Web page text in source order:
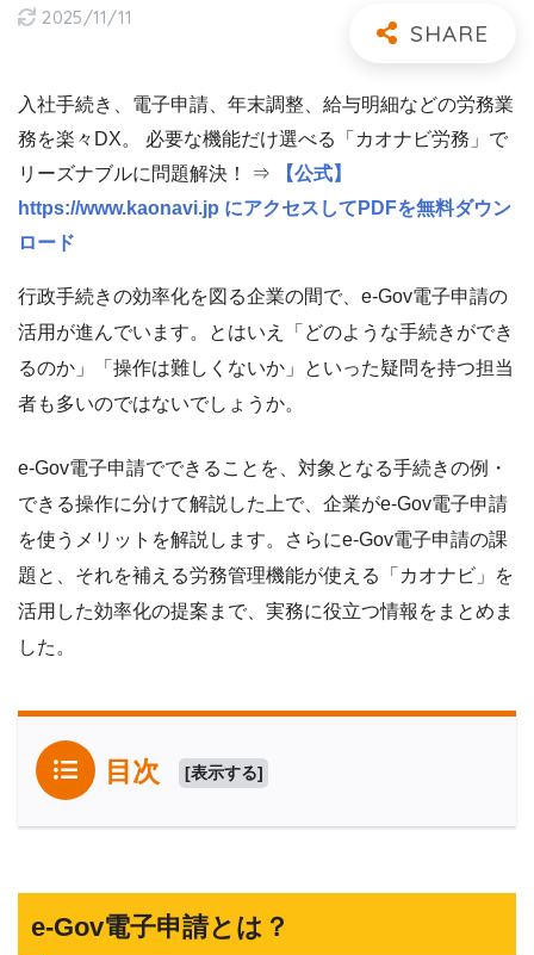
2025/11/11
入社手続き、電子申請、年末調整、給与明細などの労務業
務を楽々DX。 必要な機能だけ選べる「カオナビ労務」で
リーズナブルに問題解決！ ⇒
【公式】
https://www.kaonavi.jp にアクセスしてPDFを無料ダウン
ロード
行政手続きの効率化を図る企業の間で、e-Gov電子申請の
活用が進んでいます。とはいえ「どのような手続きができ
るのか」「操作は難しくないか」といった疑問を持つ担当
者も多いのではないでしょうか。
e-Gov電子申請でできることを、対象となる手続きの例・
できる操作に分けて解説した上で、企業がe-Gov電子申請
を使うメリットを解説します。さらにe-Gov電子申請の課
題と、それを補える労務管理機能が使える「カオナビ」を
活用した効率化の提案まで、実務に役立つ情報をまとめま
した。
目次 [表示する]
e-Gov電子申請とは？